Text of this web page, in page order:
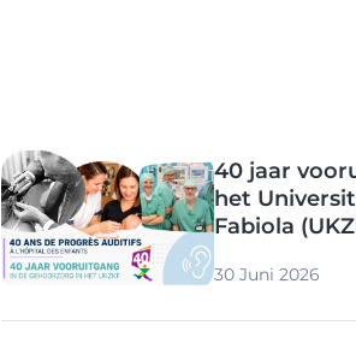
Image
40 jaar
het
Fabiola
30 Juni 2026